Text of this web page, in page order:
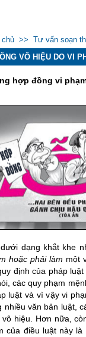
chủ >> Tư vấn soạn
VÔ HIỆU DO VI
hợp đồng vi
dạng khắt khe
hoặc phải làm một
định của pháp
các quy phạm
luật và vì vậy vi
nhiều văn bản luật,
vô hiệu. Hơn nữa,
của điều luật này